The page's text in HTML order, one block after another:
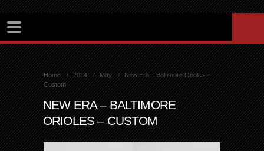
Home 2014 May
New Era – Baltimore Orioles –
Custom
NEW ERA – BALTIMORE
ORIOLES – CUSTOM